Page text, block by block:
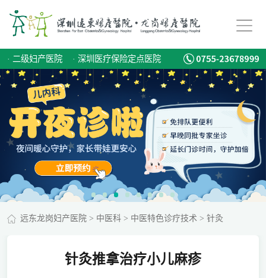
· 二级妇产医院 · 深圳医疗保险定点医院
远东龙岗妇产医院> 中医科> 中医特色诊疗技术 > 针灸
针灸推拿治疗小儿麻疹